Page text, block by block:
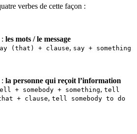
verbes de cette façon :
les mots / le message
(that) + clause, say + something
la personne qui reçoit l’information
+ somebody + something, tell
that + clause, tell somebody to do